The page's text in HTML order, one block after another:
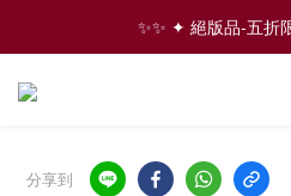
✨✨ ✦ 絕版品-五折
✨✨ ✦ 絕版品-五折
⇩ 往下滑 看更多
分享到